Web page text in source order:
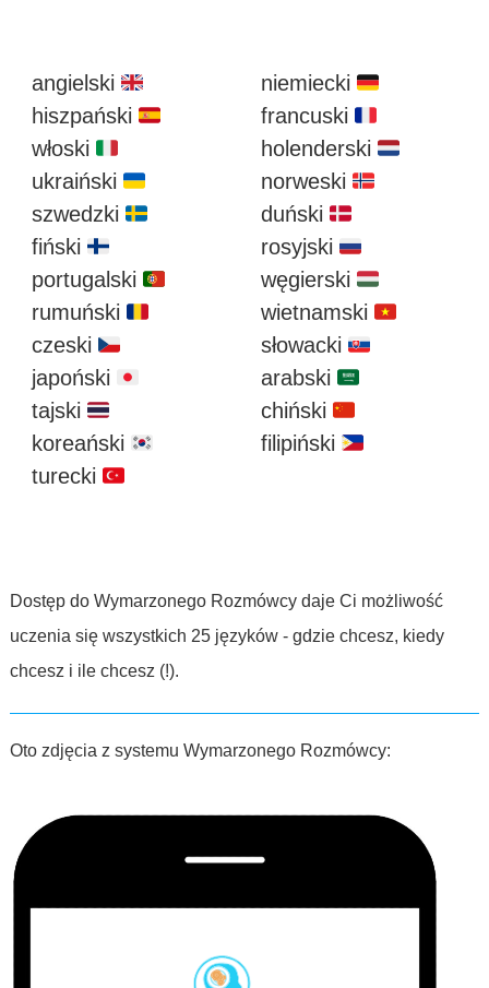
angielski 🇬🇧
niemiecki 🇩🇪
hiszpański 🇪🇸
francuski 🇫🇷
włoski 🇮🇹
holenderski 🇳🇱
ukraiński 🇺🇦
norweski 🇳🇴
szwedzki 🇸🇪
duński 🇩🇰
fiński 🇫🇮
rosyjski 🇷🇺
portugalski 🇵🇹
węgierski 🇭🇺
rumuński 🇷🇴
wietnamski 🇻🇳
czeski 🇨🇿
słowacki 🇸🇰
japoński 🇯🇵
arabski 🇸🇦
tajski 🇹🇭
chiński 🇨🇳
koreański 🇰🇷
filipiński 🇵🇭
turecki 🇹🇷
Dostęp do Wymarzonego Rozmówcy daje Ci możliwość
uczenia się wszystkich 25 języków - gdzie chcesz, kiedy
chcesz i ile chcesz (!).
Oto zdjęcia z systemu Wymarzonego Rozmówcy: